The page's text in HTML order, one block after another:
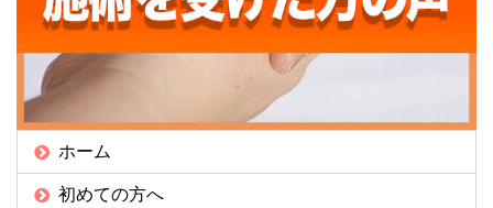
ホーム
初めての方へ